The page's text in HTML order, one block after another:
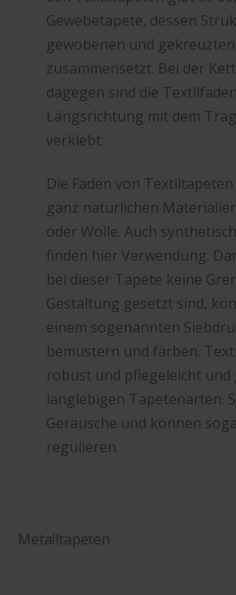
Gewebetapete, dessen
gewobenen und gekreuzten
zusammensetzt. Bei der
dagegen sind die
Längsrichtung mit dem
verklebt.
Die Fäden von
ganz natürlichen
oder Wolle. Auch
finden hier Verwendung.
bei dieser Tapete keine
Gestaltung gesetzt sind,
einem sogenannten
bemustern und färben.
robust und pflegeleicht und
langlebigen Tapetenarten.
Geräusche und können
regulieren.
Metalltapeten